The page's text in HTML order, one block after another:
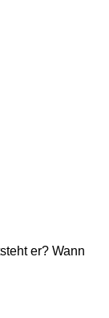
er? Wann